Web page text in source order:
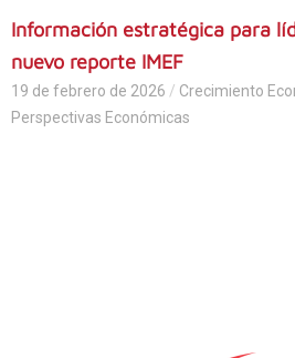
Información estratégica para
nuevo reporte IMEF
19 de febrero de 2026 / Crecimiento
Perspectivas Económicas